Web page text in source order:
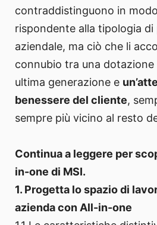
contraddistinguono in
rispondente alla tipologia di
aziendale, ma ciò che li
connubio tra una
ultima generazione e
benessere del cliente,
sempre più vicino al resto
Continua a leggere per
in-one di MSI.
1. Progetta lo spazio di
azienda con All-in-one